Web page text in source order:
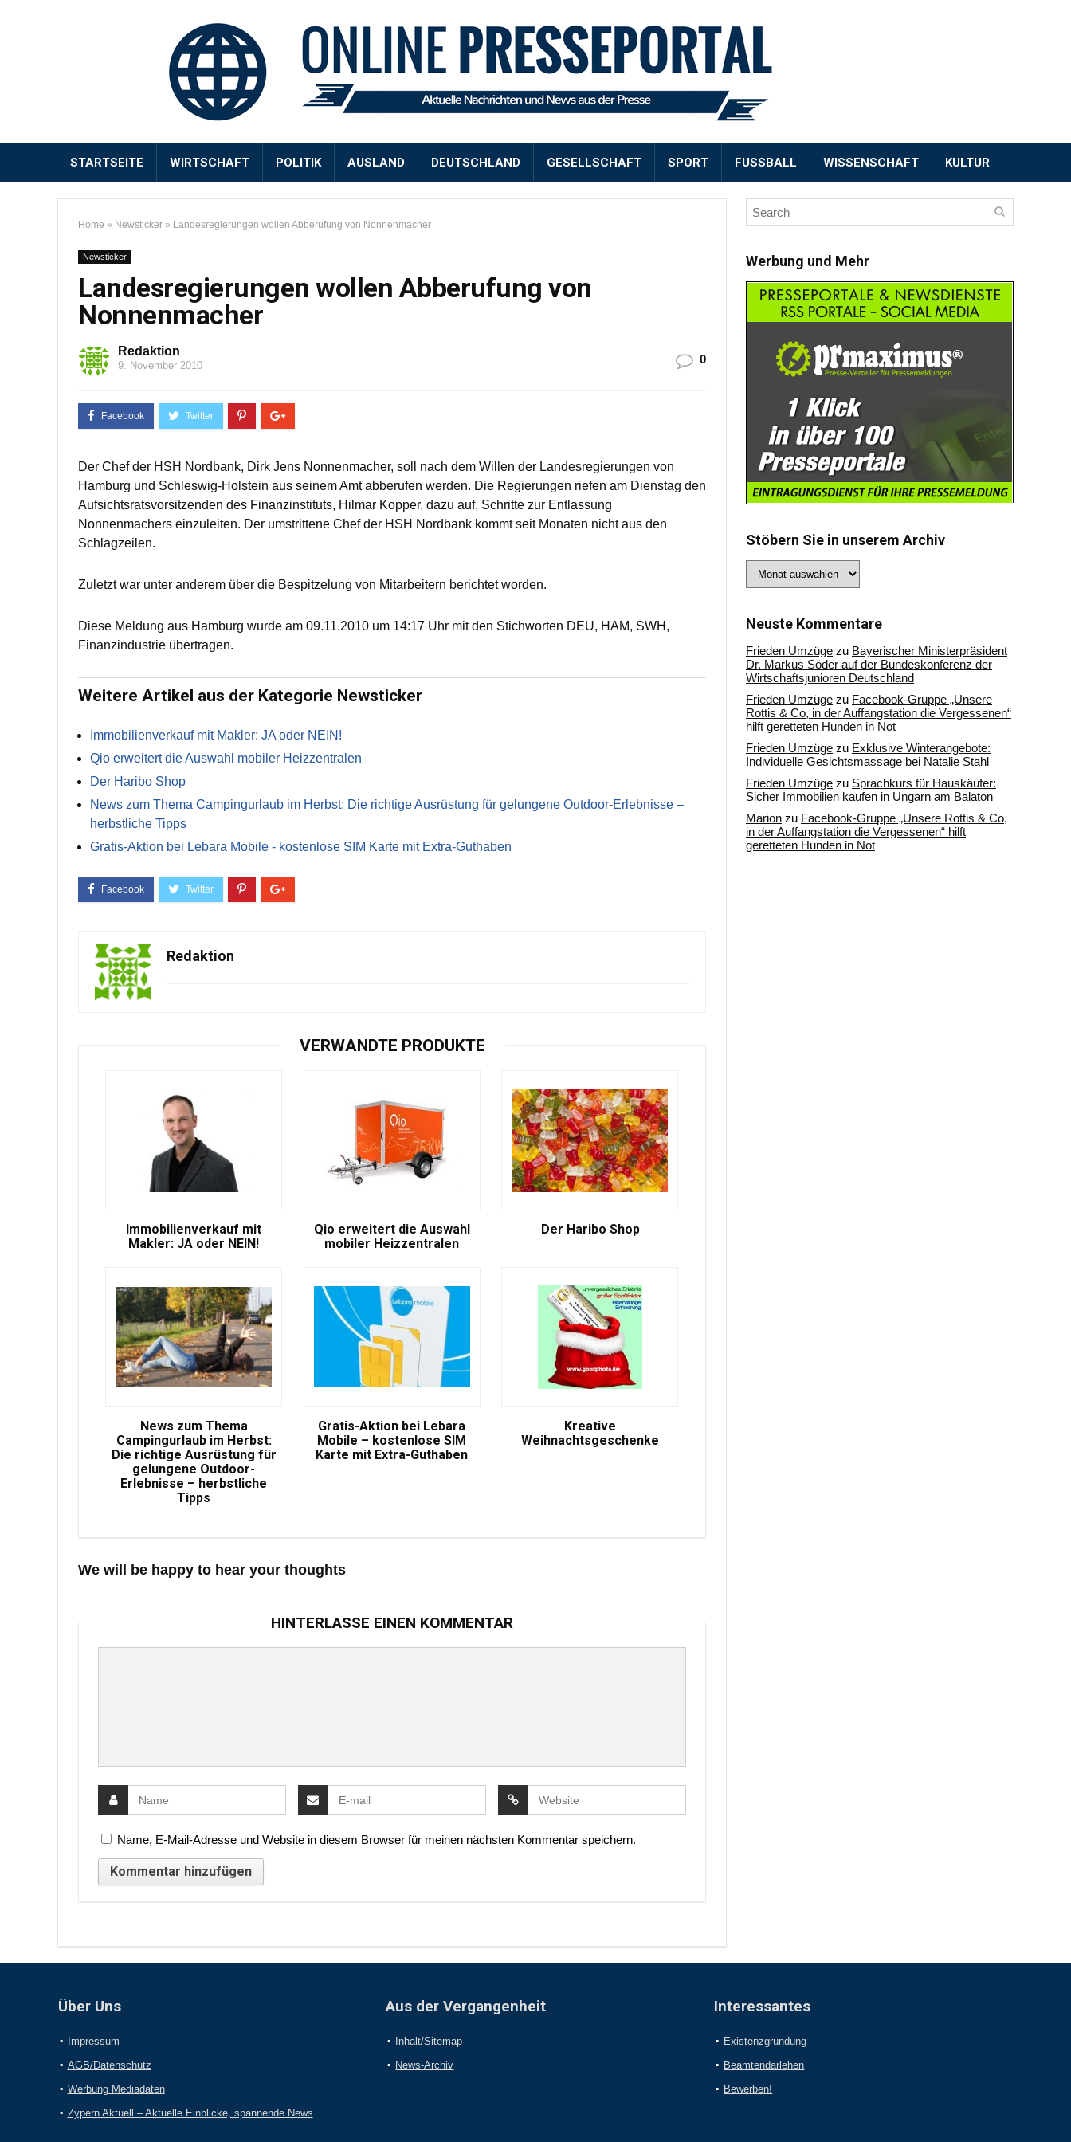
STARTSEITE WIRTSCHAFT POLITIK AUSLAND DEUTSCHLAND GESELLSCHAFT SPORT FUSSBALL WISSENSCHAFT KULTUR
Home » Newsticker » Landesregierungen wollen Abberufung von Nonnenmacher
Newsticker
Landesregierungen wollen Abberufung von
Nonnenmacher
Redaktion
9. November 2010 0
Der Chef der HSH Nordbank, Dirk Jens Nonnenmacher, soll nach dem Willen der Landesregierungen von
Hamburg und Schleswig-Holstein aus seinem Amt abberufen werden. Die Regierungen riefen am Dienstag den
Aufsichtsratsvorsitzenden des Finanzinstituts, Hilmar Kopper, dazu auf, Schritte zur Entlassung
Nonnenmachers einzuleiten. Der umstrittene Chef der HSH Nordbank kommt seit Monaten nicht aus den
Schlagzeilen.
Zuletzt war unter anderem über die Bespitzelung von Mitarbeitern berichtet worden.
Diese Meldung aus Hamburg wurde am 09.11.2010 um 14:17 Uhr mit den Stichworten DEU, HAM, SWH,
Finanzindustrie übertragen.
Weitere Artikel aus der Kategorie Newsticker
Immobilienverkauf mit Makler: JA oder NEIN!
Qio erweitert die Auswahl mobiler Heizzentralen
Der Haribo Shop
News zum Thema Campingurlaub im Herbst: Die richtige Ausrüstung für gelungene Outdoor-Erlebnisse –
herbstliche Tipps
Gratis-Aktion bei Lebara Mobile - kostenlose SIM Karte mit Extra-Guthaben
Redaktion
VERWANDTE PRODUKTE
Immobilienverkauf mit
Makler: JA oder NEIN!
Qio erweitert die Auswahl
mobiler Heizzentralen
Der Haribo Shop
News zum Thema
Campingurlaub im Herbst:
Die richtige Ausrüstung für
gelungene Outdoor-
Erlebnisse – herbstliche
Tipps
Gratis-Aktion bei Lebara
Mobile – kostenlose SIM
Karte mit Extra-Guthaben
Kreative
Weihnachtsgeschenke
We will be happy to hear your thoughts
HINTERLASSE EINEN KOMMENTAR
Name, E-Mail-Adresse und Website in diesem Browser für meinen nächsten Kommentar speichern.
Werbung und Mehr
Stöbern Sie in unserem Archiv
Sie
Archiv
Neuste Kommentare
Frieden Umzüge zu Bayerischer Ministerpräsident
Dr. Markus Söder auf der Bundeskonferenz der
Wirtschaftsjunioren Deutschland
Frieden Umzüge zu Facebook-Gruppe „Unsere
Rottis & Co, in der Auffangstation die Vergessenen“
hilft geretteten Hunden in Not
Frieden Umzüge zu Exklusive Winterangebote:
Individuelle Gesichtsmassage bei Natalie Stahl
Frieden Umzüge zu Sprachkurs für Hauskäufer:
Sicher Immobilien kaufen in Ungarn am Balaton
Marion zu Facebook-Gruppe „Unsere Rottis & Co,
in der Auffangstation die Vergessenen“ hilft
geretteten Hunden in Not
Über Uns
Impressum
AGB/Datenschutz
Werbung Mediadaten
Zypern Aktuell – Aktuelle Einblicke, spannende News
Aus der Vergangenheit
Inhalt/Sitemap
News-Archiv
Interessantes
Existenzgründung
Beamtendarlehen
Bewerben!